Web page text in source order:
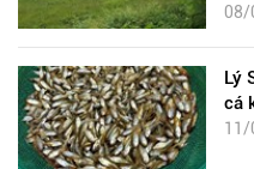
08/
Lý
cá
11/